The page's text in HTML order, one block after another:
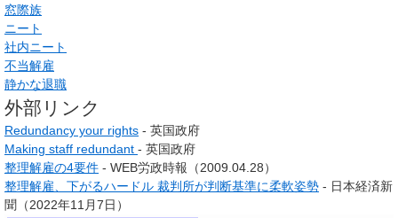
窓際族
ニート
社内ニート
不当解雇
静かな退職
外部リンク
Redundancy your rights - 英国政府
Making staff redundant - 英国政府
整理解雇の4要件 - WEB労政時報（2009.04.28）
整理解雇、下がるハードル 裁判所が判断基準に柔軟姿勢 - 日本経済新
聞（2022年11月7日）